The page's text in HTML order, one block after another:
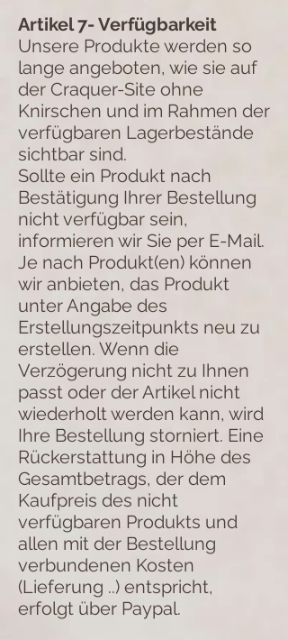
Artikel 7- Verfügbarkeit
Unsere Produkte werden so
lange angeboten, wie sie auf
der Craquer-Site ohne
Knirschen und im Rahmen der
verfügbaren Lagerbestände
sichtbar sind.
Sollte ein Produkt nach
Bestätigung Ihrer Bestellung
nicht verfügbar sein,
informieren wir Sie per E-Mail.
Je nach Produkt(en) können
wir anbieten, das Produkt
unter Angabe des
Erstellungszeitpunkts neu zu
erstellen. Wenn die
Verzögerung nicht zu Ihnen
passt oder der Artikel nicht
wiederholt werden kann, wird
Ihre Bestellung storniert. Eine
Rückerstattung in Höhe des
Gesamtbetrags, der dem
Kaufpreis des nicht
verfügbaren Produkts und
allen mit der Bestellung
verbundenen Kosten
(Lieferung ..) entspricht,
erfolgt über Paypal.